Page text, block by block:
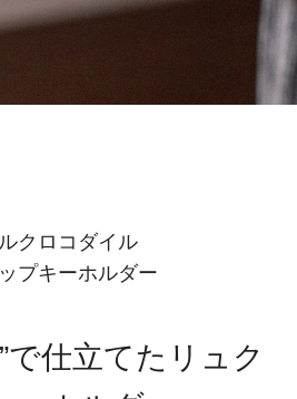
クロコダイル
プキーホルダー
で仕立てたリュク